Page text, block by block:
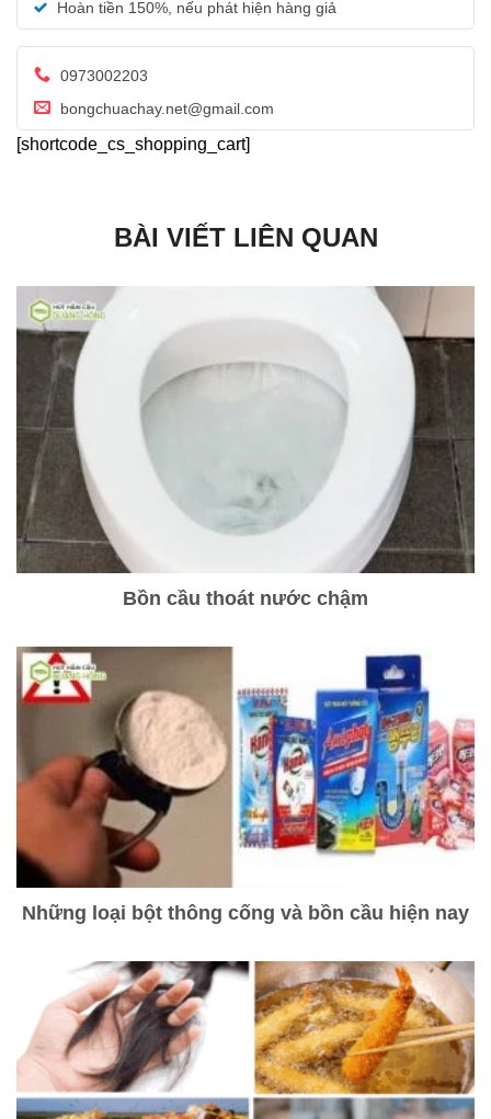
Hoàn tiền 150%, nếu phát hiện hàng giả
0973002203
bongchuachay.net@gmail.com
[shortcode_cs_shopping_cart]
BÀI VIẾT LIÊN QUAN
Bồn cầu thoát nước chậm
Những loại bột thông cống và bồn cầu hiện nay